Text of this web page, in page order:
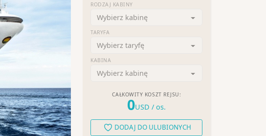
RODZAJ KABINY
Wybierz kabinę
TARYFA
Wybierz taryfę
KABINA
Wybierz kabinę
CAŁKOWITY KOSZT REJSU:
0USD / os.
DODAJ DO ULUBIONYCH